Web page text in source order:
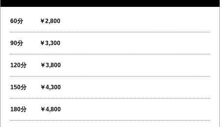
60分 ￥2,800
90分 ￥3,300
120分 ￥3,800
150分 ￥4,300
180分 ￥4,800